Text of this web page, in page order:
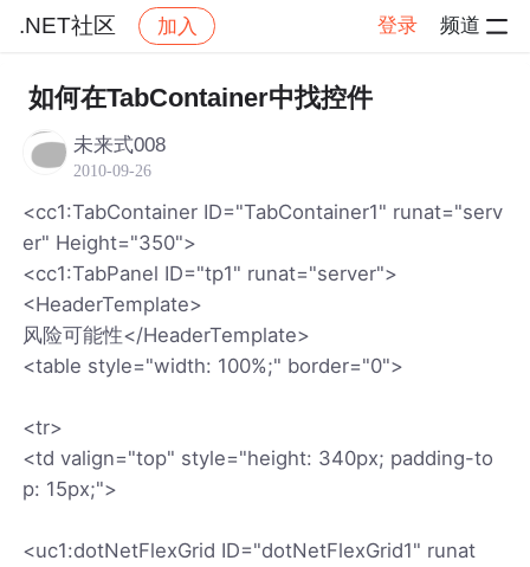
.NET社区 加入 登录 频道
社区 .NET社区 帖子详情
如何在TabContainer中找控件
未来式008
2010-09-26
<cc1:TabContainer ID="TabContainer1" runat="serv
er" Height="350">
<cc1:TabPanel ID="tp1" runat="server">
<HeaderTemplate>
风险可能性</HeaderTemplate>
<table style="width: 100%;" border="0">
<tr>
<td valign="top" style="height: 340px; padding-to
p: 15px;">
<uc1:dotNetFlexGrid ID="dotNetFlexGrid1" runat